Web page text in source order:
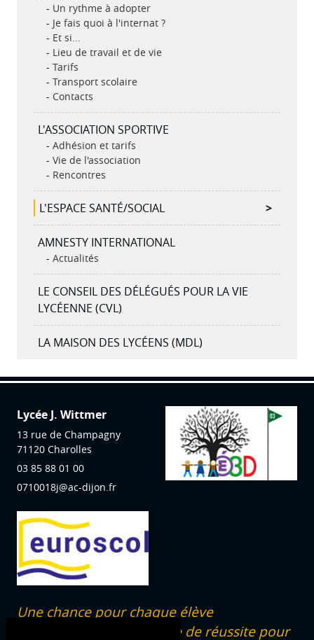
Un rythme à adopter
Je fais quoi à l'internat ?
Et si...
Lieu de travail et de vie
Tarifs
Transport scolaire
Contacts
L'ASSOCIATION SPORTIVE
Adhésion et tarifs
Vie de l'association
Rencontres
L'ESPACE SANTÉ/SOCIAL
AMNESTY INTERNATIONAL
Actualités
LE CONSEIL DES DÉLÉGUÉS POUR LA VIE
LYCÉENNE (CVL)
LA MAISON DES LYCÉENS (MDL)
Lycée J. Wittmer
13 rue de Champagny
71120 Charolles
03 85 88 01 00
0710018j@ac-dijon.fr
Une chance pour chaque élève
dans un programme de réussite pour